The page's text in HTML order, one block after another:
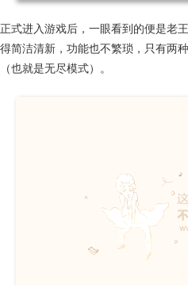
正式进入游戏后，一眼看到的便是老
得简洁清新，功能也不繁琐，只有两
（也就是无尽模式）。